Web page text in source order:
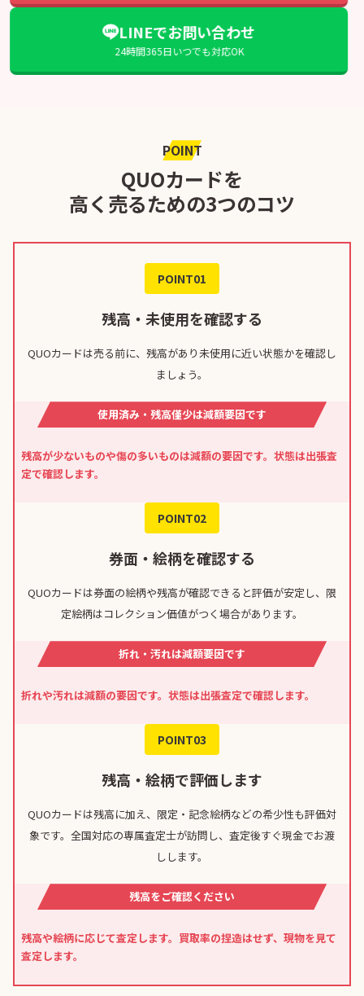
LINEでお問い合わせ
24時間365日いつでも対応OK
POINT
QUOカードを
高く売るための3つのコツ
POINT01
残高・未使用を確認する
QUOカードは売る前に、残高があり未使用に近い状態かを確認し
ましょう。
使用済み・残高僅少は減額要因です
残高が少ないものや傷の多いものは減額の要因です。状態は出張査
定で確認します。
POINT02
券面・絵柄を確認する
QUOカードは券面の絵柄や残高が確認できると評価が安定し、限
定絵柄はコレクション価値がつく場合があります。
折れ・汚れは減額要因です
折れや汚れは減額の要因です。状態は出張査定で確認します。
POINT03
残高・絵柄で評価します
QUOカードは残高に加え、限定・記念絵柄などの希少性も評価対
象です。全国対応の専属査定士が訪問し、査定後すぐ現金でお渡
しします。
残高をご確認ください
残高や絵柄に応じて査定します。買取率の捏造はせず、現物を見て
査定します。